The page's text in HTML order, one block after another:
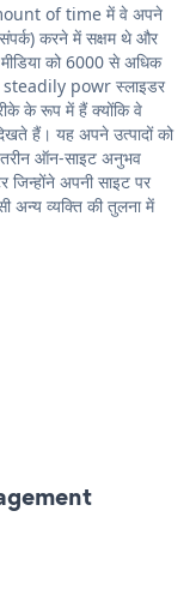
of time में वे अपने
करने में सक्षम थे और
को 6000 से अधिक
steadily powr स्लाइडर
के रूप में हैं क्योंकि वे
हैं। यह अपने उत्पादों को
ऑन-साइट अनुभव
अपनी साइट पर
अन्य व्यक्ति की तुलना में